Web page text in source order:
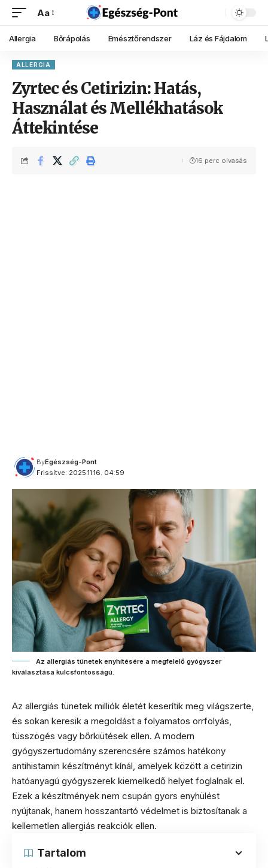
Aa
Allergia Bőrápolás Emésztőrendszer Láz és Fájdalom
ALLERGIA
Zyrtec és Cetirizin: Hatás,
Használat és Mellékhatások
Áttekintése
Frissítve: 2025.11.16. 04:59
ByEgészség-Pont
16 perc olvasás
Az allergiás tünetek enyhítésére a megfelelő gyógyszer
kiválasztása kulcsfontosságú.
Az allergiás tünetek milliók életét keserítik meg világszerte,
és sokan keresik a megoldást a folyamatos orrfolyás,
tüsszögés vagy bőrkiütések ellen. A modern
gyógyszertudomány szerencsére számos hatékony
antihistamin készítményt kínál, amelyek között a cetirizin
hatóanyagú gyógyszerek kiemelkedő helyet foglalnak el.
Ezek a készítmények nem csupán gyors enyhülést
nyújtanak, hanem hosszantartó védelmet is biztosítanak a
kellemetlen allergiás reakciók ellen.
Tartalom